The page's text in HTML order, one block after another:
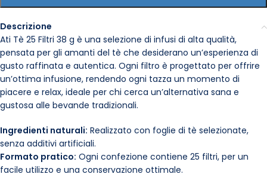
Descrizione
Ati Tè 25 Filtri 38 g è una selezione di infusi di alta qualità,
pensata per gli amanti del tè che desiderano un’esperienza di
gusto raffinata e autentica. Ogni filtro è progettato per offrire
un’ottima infusione, rendendo ogni tazza un momento di
piacere e relax, ideale per chi cerca un’alternativa sana e
gustosa alle bevande tradizionali.
Ingredienti naturali: Realizzato con foglie di tè selezionate,
senza additivi artificiali.
Formato pratico: Ogni confezione contiene 25 filtri, per un
facile utilizzo e una conservazione ottimale.